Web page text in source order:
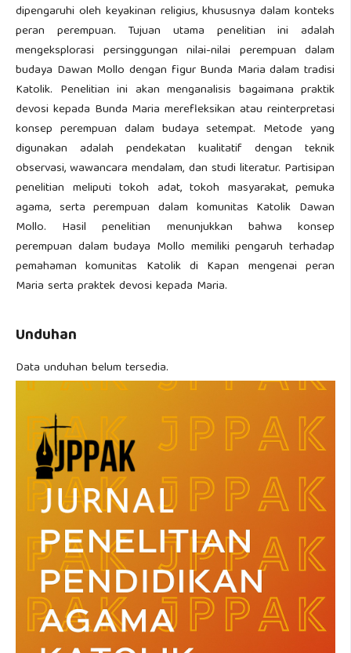
dipengaruhi oleh keyakinan religius, khususnya dalam konteks
peran perempuan. Tujuan utama penelitian ini adalah
mengeksplorasi persinggungan nilai-nilai perempuan dalam
budaya Dawan Mollo dengan figur Bunda Maria dalam tradisi
Katolik. Penelitian ini akan menganalisis bagaimana praktik
devosi kepada Bunda Maria merefleksikan atau reinterpretasi
konsep perempuan dalam budaya setempat. Metode yang
digunakan adalah pendekatan kualitatif dengan teknik
observasi, wawancara mendalam, dan studi literatur. Partisipan
penelitian meliputi tokoh adat, tokoh masyarakat, pemuka
agama, serta perempuan dalam komunitas Katolik Dawan
Mollo. Hasil penelitian menunjukkan bahwa konsep
perempuan dalam budaya Mollo memiliki pengaruh terhadap
pemahaman komunitas Katolik di Kapan mengenai peran
Maria serta praktek devosi kepada Maria.
Unduhan
Data unduhan belum tersedia.